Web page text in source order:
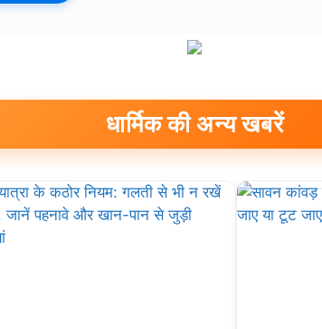
धार्मिक की अन्य खबरें